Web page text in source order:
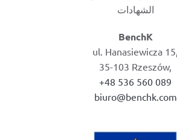
الشهادات
BenchK
ul. Hanasiewicza 15,
35-103 Rzeszów,
+48 536 560 089
biuro@benchk.com